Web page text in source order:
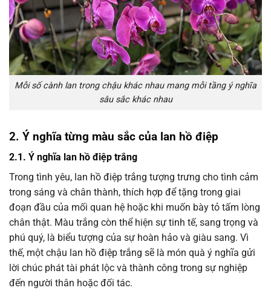
Mỗi số cành lan trong chậu khác nhau mang mỗi tầng ý nghĩa
sâu sắc khác nhau
2. Ý nghĩa từng màu sắc của lan hồ điệp
2.1. Ý nghĩa lan hồ điệp trắng
Trong tình yêu, lan hồ điệp trắng tượng trưng cho tình cảm
trong sáng và chân thành, thích hợp để tặng trong giai
đoạn đầu của mối quan hệ hoặc khi muốn bày tỏ tấm lòng
chân thật. Màu trắng còn thể hiện sự tinh tế, sang trọng và
phú quý, là biểu tượng của sự hoàn hảo và giàu sang. Vì
thế, một chậu lan hồ điệp trắng sẽ là món quà ý nghĩa gửi
lời chúc phát tài phát lộc và thành công trong sự nghiệp
đến người thân hoặc đối tác.